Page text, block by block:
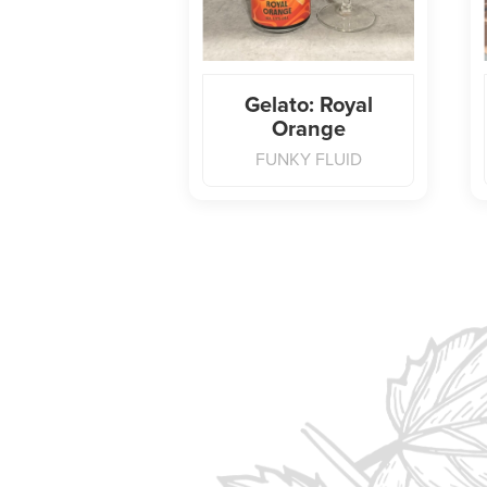
Gelato: Royal
Orange
FUNKY FLUID